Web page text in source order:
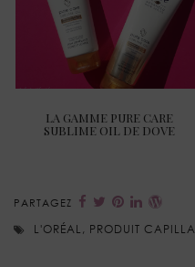
LA GAMME PURE CARE
SUBLIME OIL DE DOVE
PARTAGEZ
L'ORÉAL , PRODUIT